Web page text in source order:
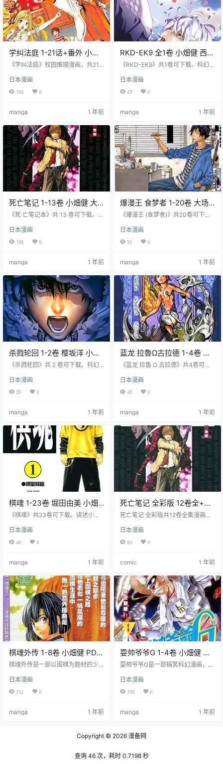
学纠法庭 1-21话+番外 小畑
健 漫画百度网盘下载
《学纠法庭》校园推理漫画，共21
健作画。讲述 “暴狗” 少年犬神暴狗
与有 “心眼” 超能力少女七星天都参
日本漫画
156 0
manga 1 年前
RKD-EK9 全1卷 小畑健 西尾
维新 漫画百度网盘下载
《RKD-EK9》共1卷可下载。科幻魔
界，机器人 RKD-EK9 与少年桐生悠
介去 “天国之门”，遇考验危险。发
日本漫画
67 0
manga 1 年前
死亡笔记 1-13卷 小畑健 大
场鸫 漫画百度网盘下载
《死·亡笔记本》共 13 卷可下载。悬
本杀罪犯建新世界，与 L 及继承者
对决。分两部分，第一部月和 L，第
日本漫画
108 0
manga 1 年前
爆漫王 食梦者 1-20卷 大场
鸫 小畑健 漫画百度网盘下载
《爆漫王 (食梦者)》共20卷可下
高和高木秋人为实现梦想在漫画界
奋斗成长。以 “亚城木梦叶” 笔名创
梦想。
日本漫画
93 0
manga 1 年前
杀戮轮回 1-2卷 樱坂洋 小畑
健 漫画百度网盘下载
《杀戮轮回》共 2 卷可下载。科幻
“拟态” 战争中不断死亡重生。利用
轮回提升自己，与女英雄丽塔合
作，试图消灭拟态，展开一场残酷
日本漫画
35 0
manga 1 年前
蓝龙 拉魯Ω古拉德 1-4卷 鹰
野常雄 小畑健 漫画百度网盘
《蓝龙 拉魯 Ω 古拉德》共4卷可下
兽的少年拉鲁和伙伴为打倒黑暗女
王展开旅程。影兽神秘，拉鲁与蓝
龙可融合增强战力。遇友敌，揭黑
日本漫画
65 0
manga 1 年前
棋魂 1-23卷 堀田由美 小畑
健 漫画百度网盘下载
《棋魂》共23卷可下载。讲述小学
启围棋学习与冒险。遇众多对手朋
友，尤与天才棋手塔矢亮。光和佐
为追求围棋极致，经历成长感动，
日本漫画
45 0
manga 1 年前
死亡笔记 全彩版 12卷全+设
定集 大场鸫 小畑健 漫画百
死亡笔记 全彩版共12卷全集漫画下
生，意外得到了一本笔记，决定用
其力量铲除罪犯，自称“kira”。此举
引起了国际刑警组织的关注，名侦
日本漫画
53 0
comic 1 年前
棋魂外传 1-8卷 小畑健 PDF
格式漫画百度网盘下载
棋魂外传是一部以围棋为题材的少
了《棋魂》完结之后主要配角们的
故事。主角塔矢亮是一个围棋天才
烈的对局和友情。
日本漫画
212 0
manga 1 年前
耍帅爷爷G 1-4卷 小畑健 土
方茂 漫画百度网盘下载
耍帅爷爷G是一部搞笑科幻漫画，共
爷爷自己改造成机器人，带着一家
人搬到东京的故事。他在东京遇到
他的围棋对手。
日本漫画
108 0
manga 1 年前
Copyright © 2026 漫备网
查询 46 次，耗时 0.7198 秒